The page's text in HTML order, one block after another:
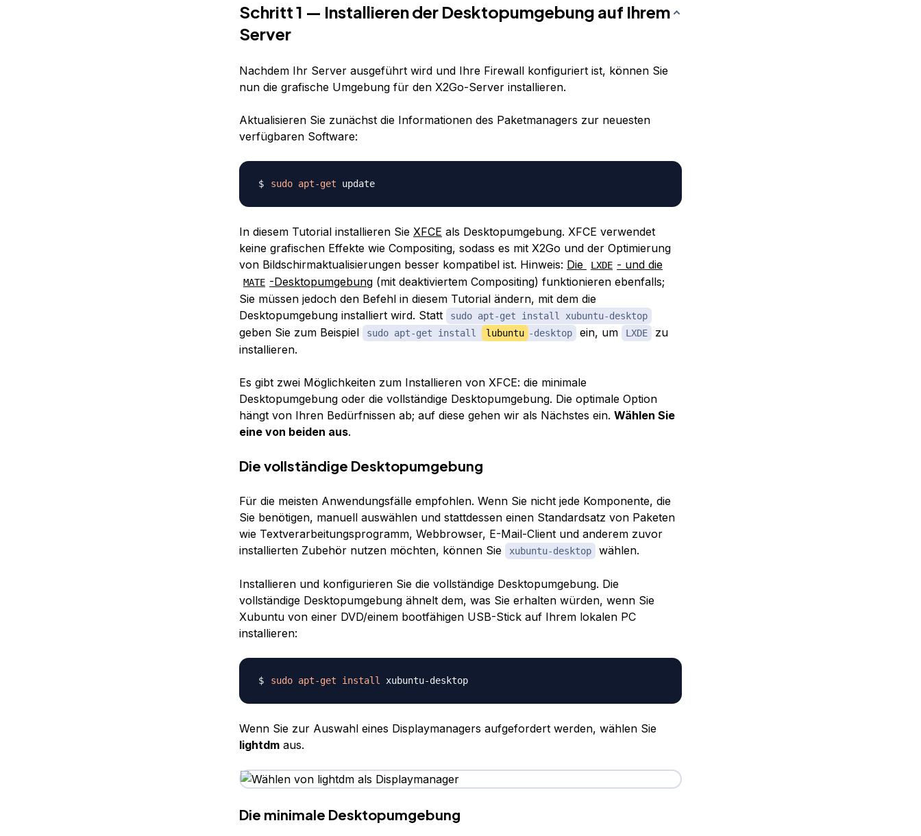
Schritt 1 — Installieren der Desktopumgebung auf Ihrem
Server
Nachdem Ihr Server ausgeführt wird und Ihre Firewall konfiguriert ist, können Sie
nun die grafische Umgebung für den X2Go-Server installieren.
Aktualisieren Sie zunächst die Informationen des Paketmanagers zur neuesten
verfügbaren Software:
sudo apt-get update
In diesem Tutorial installieren Sie XFCE als Desktopumgebung. XFCE verwendet
keine grafischen Effekte wie Compositing, sodass es mit X2Go und der Optimierung
von Bildschirmaktualisierungen besser kompatibel ist. Hinweis: Die LXDE - und die
MATE -Desktopumgebung(mit deaktiviertem Compositing) funktionieren ebenfalls;
Sie müssen jedoch den Befehl in diesem Tutorial ändern, mit dem die
Desktopumgebung installiert wird. Statt
sudo apt-get install xubuntu-desktop
geben Sie zum Beispiel sudo apt-get install lubuntu -desktop ein, um LXDE
zu
installieren.
Es gibt zwei Möglichkeiten zum Installieren von XFCE: die minimale
Desktopumgebung oder die vollständige Desktopumgebung. Die optimale Option
hängt von Ihren Bedürfnissen ab; auf diese gehen wir als Nächstes ein. Wählen Sie
eine von beiden aus.
Die vollständige Desktopumgebung
Für die meisten Anwendungsfälle empfohlen. Wenn Sie nicht jede Komponente, die
Sie benötigen, manuell auswählen und stattdessen einen Standardsatz von Paketen
wie Textverarbeitungsprogramm, Webbrowser, E-Mail-Client und anderem zuvor
installierten Zubehör nutzen möchten, können Sie
xubuntu-desktop wählen.
Installieren und konfigurieren Sie die vollständige Desktopumgebung. Die
vollständige Desktopumgebung ähnelt dem, was Sie erhalten würden, wenn Sie
Xubuntu von einer DVD/einem bootfähigen USB-Stick auf Ihrem lokalen PC
installieren:
sudo apt-get install xubuntu-desktop
Wenn Sie zur Auswahl eines Displaymanagers aufgefordert werden, wählen Sie
lightdmaus.
Die minimale Desktopumgebung